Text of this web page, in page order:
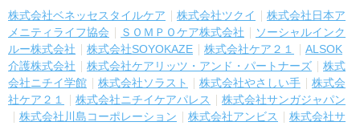
株式会社ベネッセスタイルケア 株式会社ツクイ
株式会社日本ア
メニティライフ協会
ＳＯＭＰＯケア株式会社
ソーシャルインク
ルー株式会社
株式会社SOYOKAZE 株式会社ケア２１
ALSOK
介護株式会社
株式会社ケアリッツ・アンド・パートナーズ
株式
会社ニチイ学館
株式会社ソラスト 株式会社やさしい手
株式会
社ケア２１
株式会社ニチイケアパレス
株式会社サンガジャパン
株式会社川島コーポレーション
株式会社アンビス
株式会社サ